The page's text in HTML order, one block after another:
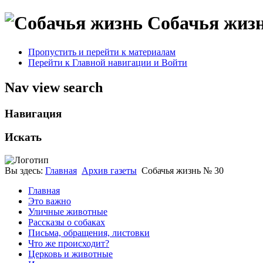
Собачья
Пропустить и перейти к материалам
Перейти к Главной навигации и Войти
Nav view search
Навигация
Искать
Вы здесь: Главная Архив газеты Собачья жизнь № 30
Главная
Это важно
Уличные животные
Рассказы о собаках
Письма, обращения, листовки
Что же происходит?
Церковь и животные